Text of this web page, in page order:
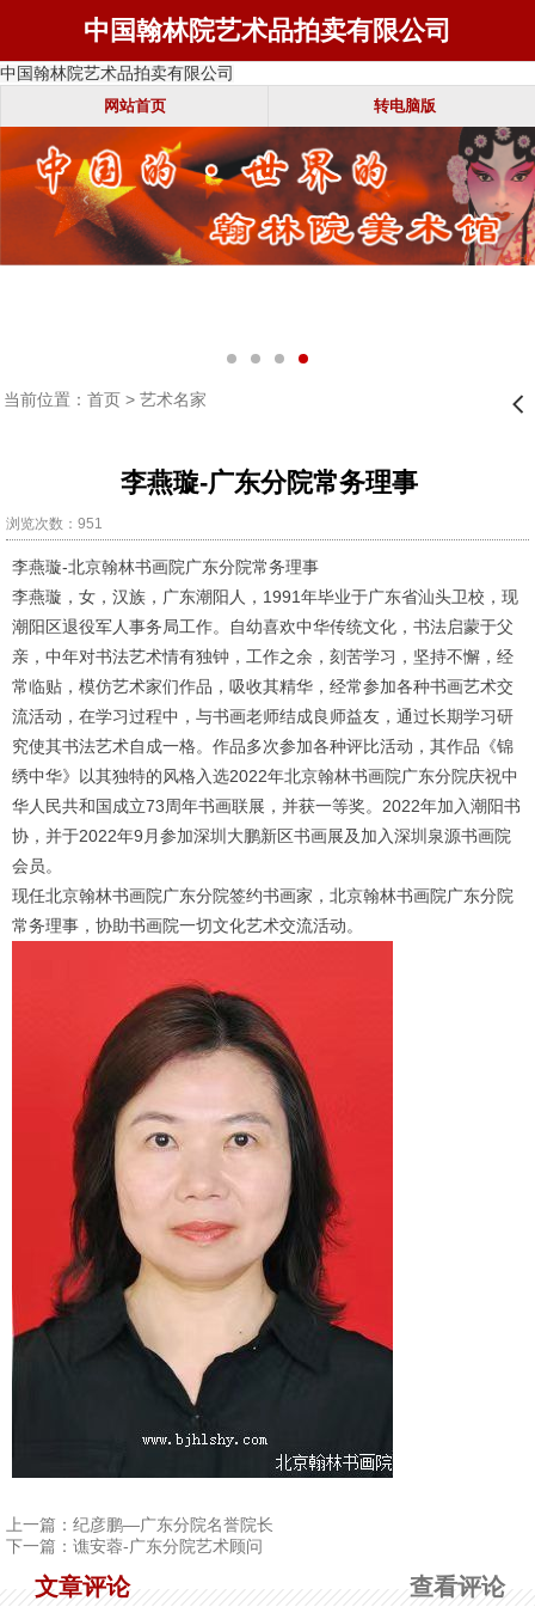
中国翰林院艺术品拍卖有限公司
中国翰林院艺术品拍卖有限公司
网站首页 转电脑版
1
当前位置： 首页> 艺术名家 󰊒
李燕璇-广东分院常务理事
浏览次数：951
李燕璇-北京翰林书画院广东分院常务理事
李燕璇，女，汉族，广东潮阳人，1991年毕业于广东省汕头卫校，现
潮阳区退役军人事务局工作。自幼喜欢中华传统文化，书法启蒙于父
亲，中年对书法艺术情有独钟，工作之余，刻苦学习，坚持不懈，经
常临贴，模仿艺术家们作品，吸收其精华，经常参加各种书画艺术交
流活动，在学习过程中，与书画老师结成良师益友，通过长期学习研
究使其书法艺术自成一格。作品多次参加各种评比活动，其作品《锦
绣中华》以其独特的风格入选2022年北京翰林书画院广东分院庆祝中
华人民共和国成立73周年书画联展，并获一等奖。2022年加入潮阳书
协，并于2022年9月参加深圳大鹏新区书画展及加入深圳泉源书画院
会员。
现任北京翰林书画院广东分院签约书画家，北京翰林书画院广东分院
常务理事，协助书画院一切文化艺术交流活动。
上一篇： 纪彦鹏—广东分院名誉院长
下一篇： 谯安蓉-广东分院艺术顾问
查看评论
文章评论